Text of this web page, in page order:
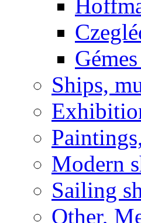
Ships,
Modern
Sailing
Other,